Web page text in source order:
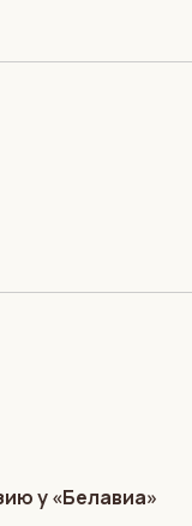
у «Белавиа»